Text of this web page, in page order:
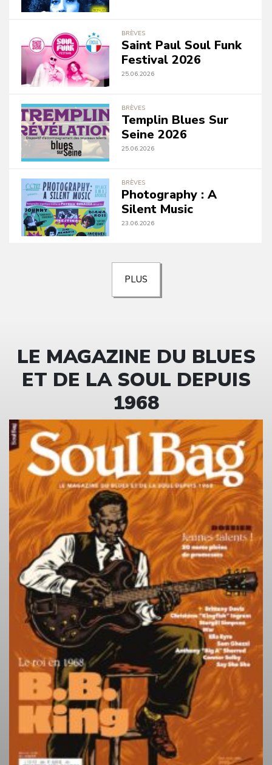
BRÈVES
Saint Paul Soul Funk
Festival 2026
25.06.2026
BRÈVES
Templin Blues Sur
Seine 2026
25.06.2026
BRÈVES
Photography : A
Silent Music
23.06.2026
PLUS
LE MAGAZINE DU BLUES
ET DE LA SOUL DEPUIS
1968